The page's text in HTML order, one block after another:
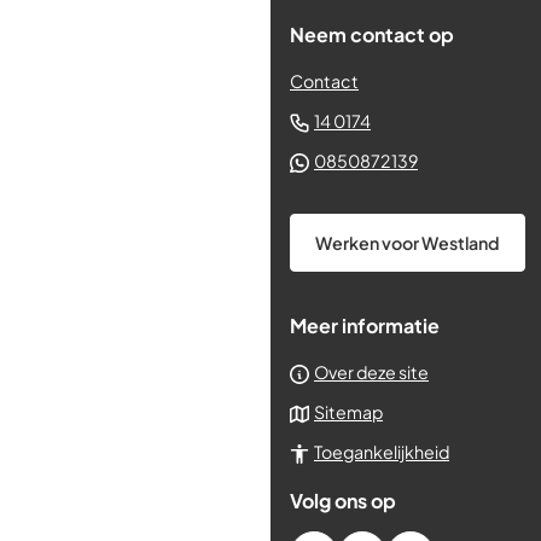
Neem contact op
Contact
14 0174(Verwijst
naar
telefoonnummer)
0850872139(Verwijst
een
Whatsapp
Werken voor Westland
Meer informatie
Over deze site
Sitemap
Toegankelijkheid
Volg ons op